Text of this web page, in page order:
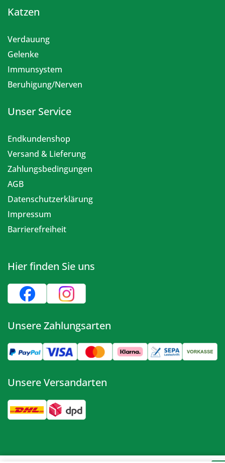
Katzen
Verdauung
Gelenke
Immunsystem
Beruhigung/Nerven
Unser Service
Endkundenshop
Versand & Lieferung
Zahlungsbedingungen
AGB
Datenschutzerklärung
Impressum
Barrierefreiheit
Hier finden Sie uns
Unsere Zahlungsarten
Unsere Versandarten